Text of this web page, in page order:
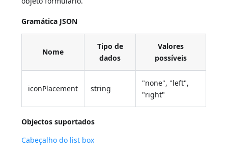
Gramática JSON
Nome
Tipo de
dados
Valores
possíveis
iconPlacement string
"none", "left",
"right"
Objectos suportados
Cabeçalho do list box